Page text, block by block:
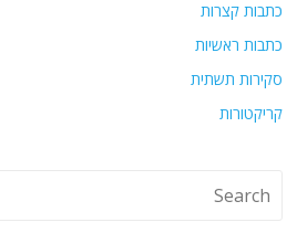
כתבות קצרות
כתבות ראשיות
סקירות תשתית
קריקטורות